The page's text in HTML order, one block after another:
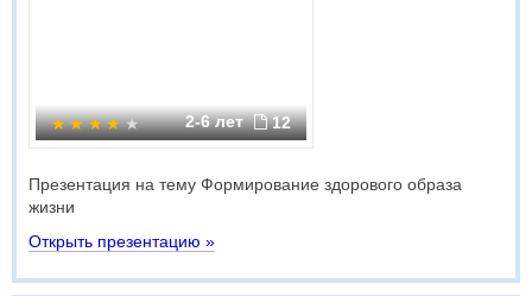
2-6 лет 12
Презентация на тему Формирование здорового образа
жизни
Открыть презентацию »